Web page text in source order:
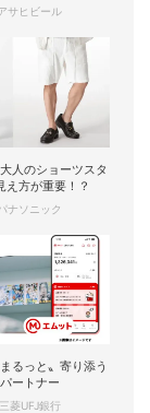
アサヒビール
人のショーツスタ
え方が重要！？
ナソニック
るっと〟寄り添う
ートナー
三菱UFJ銀行